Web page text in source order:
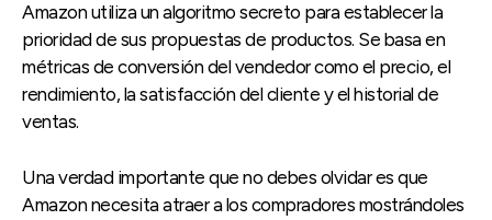
Amazon utiliza un algoritmo secreto para establecer la
prioridad de sus propuestas de productos. Se basa en
métricas de conversión del vendedor como el precio, el
rendimiento, la satisfacción del cliente y el historial de
ventas.
Una verdad importante que no debes olvidar es que
Amazon necesita atraer a los compradores mostrándoles